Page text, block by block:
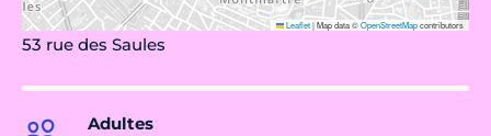
Leaflet|Map data ©OpenStreetMapcontributors
53 rue des Saules
Adultes